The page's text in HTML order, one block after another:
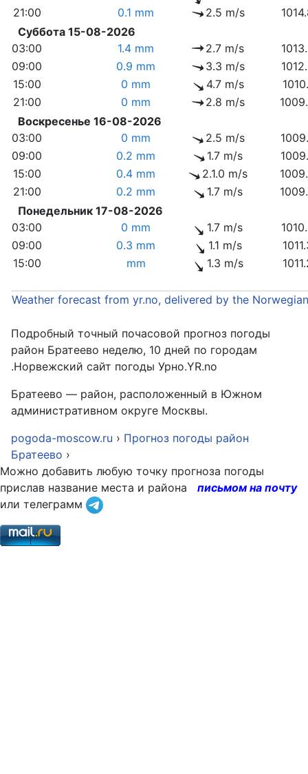
21:00
0.1 mm 2.5 m/s
Суббота 15-08-2026
03:00
1.4 mm 2.7 m/s
09:00
0.9 mm 3.3 m/s
15:00
0 mm 4.7 m/s
21:00
0 mm 2.8 m/s
Воскресенье 16-08-2026
03:00
0 mm 2.5 m/s
09:00
0.2 mm 1.7 m/s
15:00
0.4 mm 2.1.0 m/s
21:00
0.2 mm 1.7 m/s
Понедельник 17-08-2026
03:00
0 mm 1.7 m/s
09:00
0.3 mm 1.1 m/s
15:00
mm 1.3 m/s
Weather forecast from yr.no, delivered by the
Подробный точный почасовой прогноз погоды
район Братеево неделю, 10 дней по городам
.Норвежский сайт погоды Урно.YR.no
Братеево — район, расположенный в Южном
административном округе Москвы.
pogoda-moscow.ru › Прогноз погоды район
Братеево ›
Можно добавить любую точку прогноза погоды
прислав название места и района
письмом на почту
или телеграмм